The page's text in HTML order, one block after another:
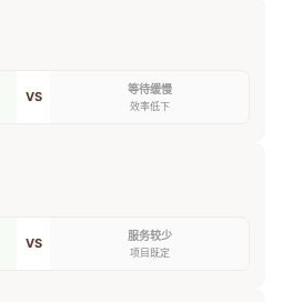
VS 等待缓慢
效率低下
VS 服务较少
项目既定